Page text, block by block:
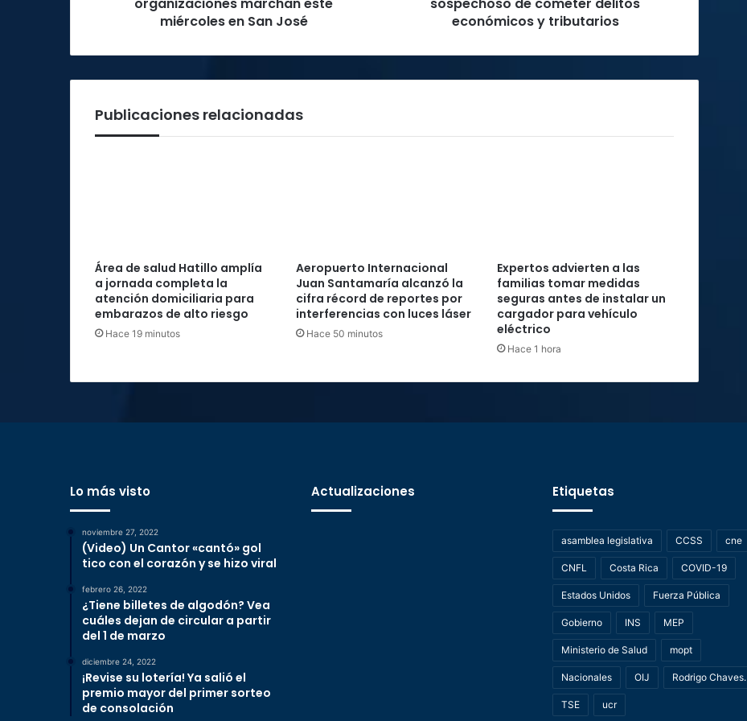
organizaciones marchan este
miércoles en San José
sospechoso de cometer delitos
económicos y tributarios
Publicaciones relacionadas
Área de salud Hatillo amplía
a jornada completa la
atención domiciliaria para
embarazos de alto riesgo
Hace 19 minutos
Aeropuerto Internacional
Juan Santamaría alcanzó la
cifra récord de reportes por
interferencias con luces láser
Hace 50 minutos
Expertos advierten a las
familias tomar medidas
seguras antes de instalar un
cargador para vehículo
eléctrico
Hace 1 hora
Lo más visto
noviembre 27, 2022
(Video) Un Cantor «cantó» gol
tico con el corazón y se hizo viral
febrero 26, 2022
¿Tiene billetes de algodón? Vea
cuáles dejan de circular a partir
del 1 de marzo
diciembre 24, 2022
¡Revise su lotería! Ya salió el
premio mayor del primer sorteo
de consolación
Actualizaciones Etiquetas
asamblea legislativa CCSS cne
CNFL Costa Rica COVID-19
Estados Unidos Fuerza Pública
Gobierno INS MEP
Ministerio de Salud mopt
Nacionales OIJ Rodrigo Chaves.
TSE ucr